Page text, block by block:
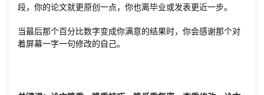
段，你的论文就更原创一点，你也离毕业或发表更近一步。
当最后那个百分比数字变成你满意的结果时，你会感谢那个对
着屏幕一字一句修改的自己。